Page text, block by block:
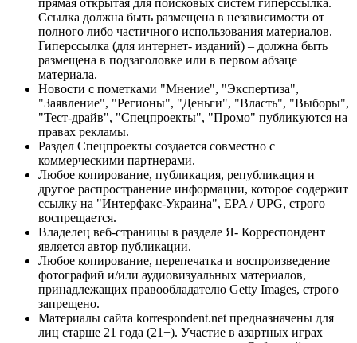
Ссылка должна быть размещена в независимости от
полного либо частичного использования материалов.
Гиперссылка (для интернет- изданий) – должна быть
размещена в подзаголовке или в первом абзаце
материала.
Новости с пометками "Мнение", "Экспертиза",
"Заявление", "Регионы", "Деньги", "Власть", "Выборы",
"Тест-драйв", "Спецпроекты", "Промо" публикуются на
правах рекламы.
Раздел Спецпроекты создается совместно с
коммерческими партнерами.
Любое копирование, публикация, републикация и
другое распространение информации, которое содержит
ссылку на "Интерфакс-Украина", EPA / UPG, строго
воспрещается.
Владелец веб-страницы в разделе Я- Корреспондент
является автор публикации.
Любое копирование, перепечатка и воспроизведение
фотографий и/или аудиовизуальных материалов,
принадлежащих правообладателю Getty Images, строго
запрещено.
Материалы сайта korrespondent.net предназначены для
лиц старше 21 года (21+). Участие в азартных играх